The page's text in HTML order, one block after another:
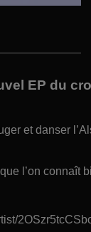
EP du
et danser
l’on connaît